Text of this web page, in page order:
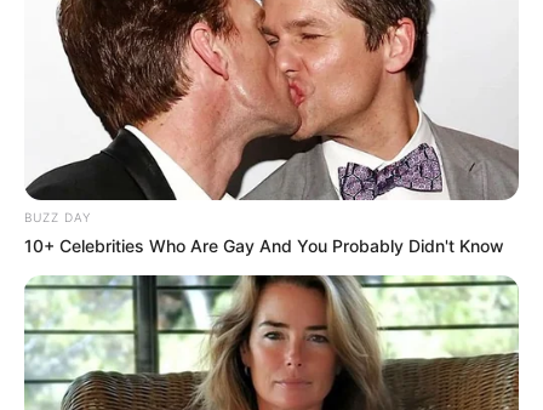
BUZZ DAY
10+ Celebrities Who Are Gay And You Probably Didn't Know